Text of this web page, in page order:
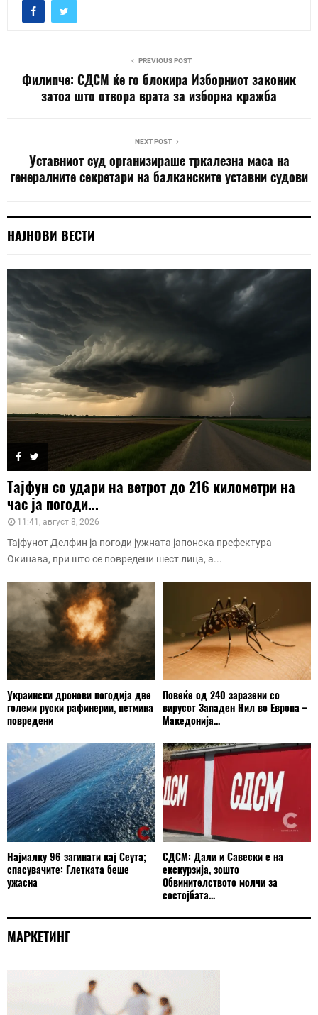
PREVIOUS POST
Филипче: СДСМ ќе го блокира Изборниот законик
затоа што отвора врата за изборна кражба
NEXT POST
Уставниот суд организираше тркалезна маса на
генералните секретари на балканските уставни судови
НАЈНОВИ ВЕСТИ
Тајфун со удари на ветрот до 216 километри на
час ја погоди...
11:41, август 8, 2026
Тајфунот Делфин ја погоди јужната јапонска префектура
Окинава, при што се повредени шест лица, а...
Украински дронови погодија две
големи руски рафинерии, петмина
повредени
Повеќе од 240 заразени со
вирусот Западен Нил во Европа –
Македонија...
Најмалку 96 загинати кај Сеута;
спасувачите: Глетката беше
ужасна
СДСМ: Дали и Савески е на
екскурзија, зошто
Обвинителството молчи за
состојбата...
МАРКЕТИНГ